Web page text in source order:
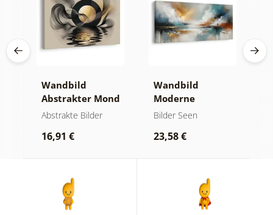
Wandbild
Abstrakter Mond
am Wasser
Abstrakte Bilder
16,91 €
Wandbild
Moderne
Abstraktion mit
Bilder Seen
23,58 €